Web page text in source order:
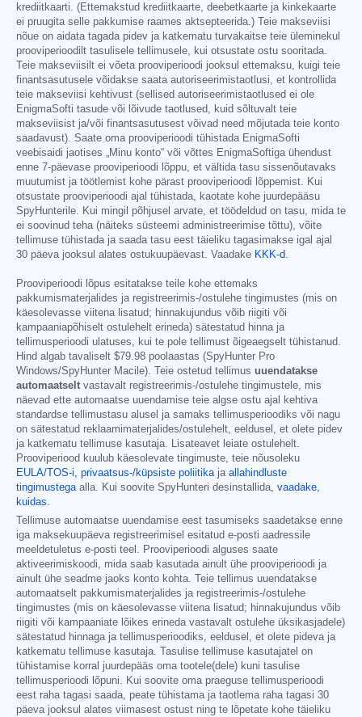
krediitkaarti. (Ettemakstud krediitkaarte, deebetkaarte ja kinkekaarte
ei pruugita selle pakkumise raames aktsepteerida.) Teie makseviisi
nõue on aidata tagada pidev ja katkematu turvakaitse teie üleminekul
prooviperioodilt tasulisele tellimusele, kui otsustate ostu sooritada.
Teie makseviisilt ei võeta prooviperioodi jooksul ettemaksu, kuigi teie
finantsasutusele võidakse saata autoriseerimistaotlusi, et kontrollida
teie makseviisi kehtivust (sellised autoriseerimistaotlused ei ole
EnigmaSofti tasude või lõivude taotlused, kuid sõltuvalt teie
makseviisist ja/või finantsasutusest võivad need mõjutada teie konto
saadavust). Saate oma prooviperioodi tühistada EnigmaSofti
veebisaidi jaotises „Minu konto“ või võttes EnigmaSoftiga ühendust
enne 7-päevase prooviperioodi lõppu, et vältida tasu sissenõutavaks
muutumist ja töötlemist kohe pärast prooviperioodi lõppemist. Kui
otsustate prooviperioodi ajal tühistada, kaotate kohe juurdepääsu
SpyHunterile. Kui mingil põhjusel arvate, et töödeldud on tasu, mida te
ei soovinud teha (näiteks süsteemi administreerimise tõttu), võite
tellimuse tühistada ja saada tasu eest täieliku tagasimakse igal ajal
30 päeva jooksul alates ostukuupäevast. Vaadake KKK-d.
Prooviperioodi lõpus esitatakse teile kohe ettemaks
pakkumismaterjalides ja registreerimis-/ostulehe tingimustes (mis on
käesolevasse viitena lisatud; hinnakujundus võib riigiti või
kampaaniapõhiselt ostulehelt erineda) sätestatud hinna ja
tellimusperioodi ulatuses, kui te pole tellimust õigeaegselt tühistanud.
Hind algab tavaliselt $79.98 poolaastas (SpyHunter Pro
Windows/SpyHunter Macile). Teie ostetud tellimus uuendatakse
automaatselt vastavalt registreerimis-/ostulehe tingimustele, mis
näevad ette automaatse uuendamise teie algse ostu ajal kehtiva
standardse tellimustasu alusel ja samaks tellimusperioodiks või nagu
on sätestatud reklaamimaterjalides/ostulehelt, eeldusel, et olete pidev
ja katkematu tellimuse kasutaja. Lisateavet leiate ostulehelt.
Prooviperiood kuulub käesolevate tingimuste, teie nõusoleku
EULA/TOS-i, privaatsus-/küpsiste poliitikaja allahindluste
tingimustegaalla. Kui soovite SpyHunteri desinstallida, vaadake,
kuidas.
Tellimuse automaatse uuendamise eest tasumiseks saadetakse enne
iga maksekuupäeva registreerimisel esitatud e-posti aadressile
meeldetuletus e-posti teel. Prooviperioodi alguses saate
aktiveerimiskoodi, mida saab kasutada ainult ühe prooviperioodi ja
ainult ühe seadme jaoks konto kohta. Teie tellimus uuendatakse
automaatselt pakkumismaterjalides ja registreerimis-/ostulehe
tingimustes (mis on käesolevasse viitena lisatud; hinnakujundus võib
riigiti või kampaaniate lõikes erineda vastavalt ostulehe üksikasjadele)
sätestatud hinnaga ja tellimusperioodiks, eeldusel, et olete pideva ja
katkematu tellimuse kasutaja. Tasulise tellimuse kasutajatel on
tühistamise korral juurdepääs oma tootele(dele) kuni tasulise
tellimusperioodi lõpuni. Kui soovite oma praeguse tellimusperioodi
eest raha tagasi saada, peate tühistama ja taotlema raha tagasi 30
päeva jooksul alates viimasest ostust ning te lõpetate kohe täieliku